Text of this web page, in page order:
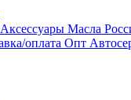
Аксессуары Масла
оплата Опт